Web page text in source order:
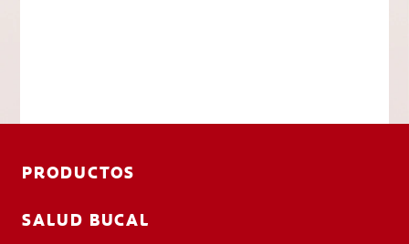
PRODUCTOS
SALUD BUCAL